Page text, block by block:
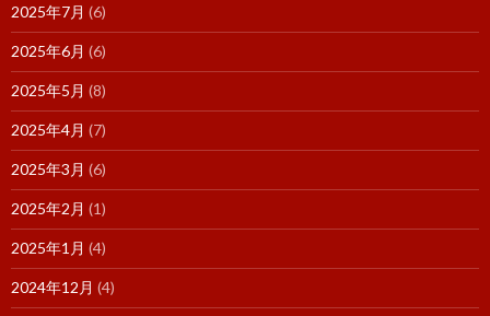
2025年7月 (6)
2025年6月 (6)
2025年5月 (8)
2025年4月 (7)
2025年3月 (6)
2025年2月 (1)
2025年1月 (4)
2024年12月 (4)